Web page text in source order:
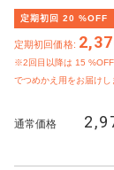
定期初回 20 %OFF
定期初回価格:
※2回目以降は 15
でつめかえ用をお届けし
通常価格